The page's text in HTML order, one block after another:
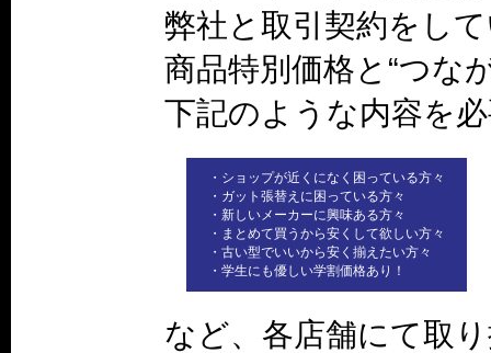
弊社と取引契約をし
商品特別価格と“つな
下記のような内容を
・ショップが近くになく困っている方々
・ガット張替えに困っている方々
・新しいメーカーに興味ある方々
・まとめて買うから安くして欲しい方々
・古い型でいいから安く揃えたい方々
・学生にも優しい学割価格あり！
など、各店舗にて取